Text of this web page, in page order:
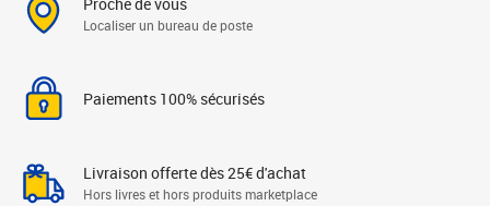
Localiser un bureau de poste
Paiements 100% sécurisés
Livraison offerte dès 25€ d'achat
Hors livres et hors produits marketplace